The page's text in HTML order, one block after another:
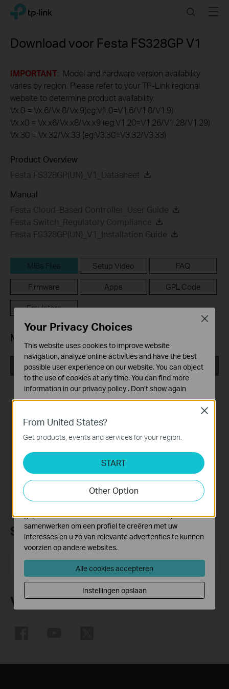
Click
navigation
TP-Link, Reliably Smart SearchMenu
Download voor Festa FS328GP V1
IMPORTANT: Model and hardware version availability
varies by region. Please refer to your TP-Link regional
website to determine product availability.
Vx.0 = Vx.6/Vx.8/Vx.9(eg:V1.0=V1.6/V1.8/V1.9)
Vx.x0 = Vx.x6/Vx.x8/Vx.x9 (eg:V1.20=V1.26/V1.28/V1.29)
Vx.30 = Vx.32/Vx.33 (eg:V3.30=V3.32/V3.33)
Product Overview
Festa FS328GP(UN)_V1_Datasheet
Manual
Festa Cloud-Based Controller_User Guide
Festa Switch_Regulatory Compliance
Festa FS328GP(UN)_V1_Installation Guide
MIBs Files Setup Video FAQ
Firmware Apps GPL Code
Emulators
MIBs Files
TP-Link_L2 Switch_MIB
Publicatiedatum:2024-02-29
Bestandsgrootte:199.18 KB
Subscription
Email Address Meld je aan
Volg Ons
From United States?
Get products, events and services for your region.
START
Other Option
Close
Your Privacy Choices
This website uses cookies to improve website
navigation, analyze online activities and have the best
possible user experience on our website. You can object
to the use of cookies at any time. You can find more
information in our privacy policy . Don’t show again
Deze cookies zijn noodzakelijk voor de werking van de
website en kunnen niet worden uitgeschakeld.
Cookies voor analyse geven ons de mogelijkheid uw
activiteiten op onze website te volgen en zo de
functionaliteit van de website aan te passen en te
verbeteren.
Marketing cookies kunnen op onze website worden
geplaatst door externe adverteerders waar wij mee
samenwerken om een profiel te creëren met uw
interesses en u zo van relevante advertenties te kunnen
voorzien op andere websites.
Alle cookies accepteren
Instellingen opslaan
Close